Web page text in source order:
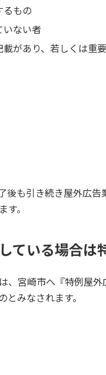
もの
いない者
があり、若しくは重
後も引き続き屋外広
す。
ている場合は
、宮崎市へ『特例屋
とみなされます。